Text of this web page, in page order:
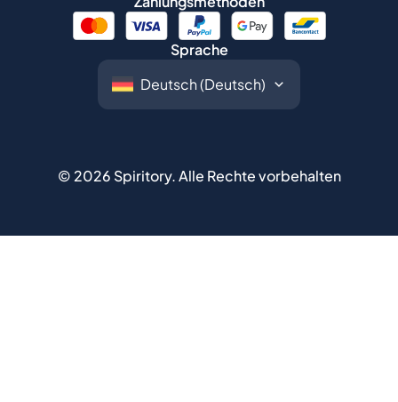
Spiritory.Alle Rechte vorbehalten